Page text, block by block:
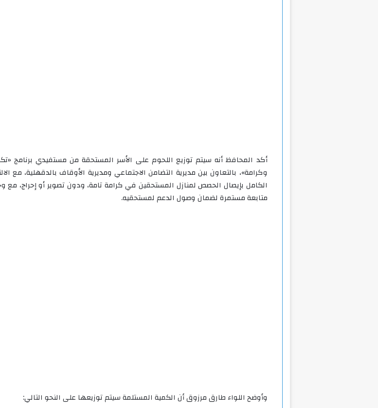
أكد المحافظ أنه سيتم توزيع اللحوم على الأسر المستحقة من مستفيدي برنامج
وكرامة»، بالتعاون بين مديرية التضامن الاجتماعي ومديرية الأوقاف بالدقهلية، مع
الكامل بإيصال الحصص لمنازل المستحقين في كرامة تامة، ودون تصوير أو إحراج، مع
متابعة مستمرة لضمان وصول الدعم لمستحقيه.
وأوضح اللواء طارق مرزوق أن الكمية المستلمة سيتم توزيعها على النحو التالي: